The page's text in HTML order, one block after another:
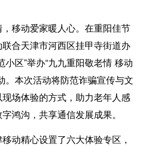
移动爱家暖人心。在重阳佳节
合天津市河西区挂甲寺街道办
小区”举办“九九重阳敬老情 移动
。本次活动将防范诈骗宣传与文
场体验的方式，助力老年人感
鸿沟，共享通信发展成果。
精心设置了六大体验专区，